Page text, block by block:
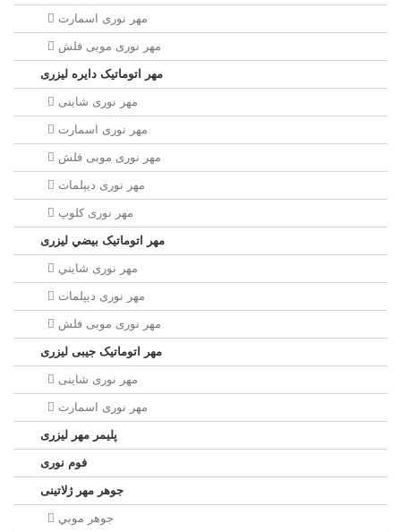
مهر نوری اسمارت
مهر نوری موبی فلش
مهر اتوماتیک دايره لیزری
مهر نوری شاینی
مهر نوری اسمارت
مهر نوری موبی فلش
مهر نوری دیپلمات
مهر نوری کلوپ
مهر اتوماتیک بيضي لیزری
مهر نوری شايني
مهر نوری دیپلمات
مهر نوری موبی فلش
مهر اتوماتیک جیبی لیزری
مهر نوری شاینی
مهر نوری اسمارت
پلیمر مهر لیزری
فوم نوری
جوهر مهر ژلاتینی
جوهر موبي